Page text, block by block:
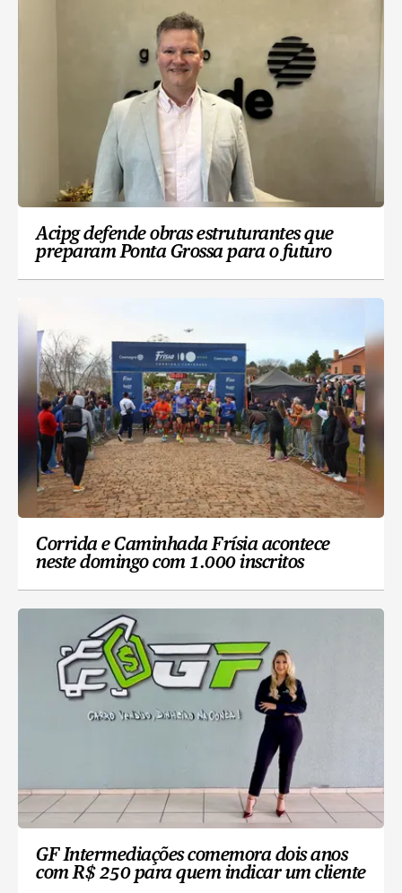
Acipg defende obras estruturantes que
preparam Ponta Grossa para o futuro
Corrida e Caminhada Frísia acontece
neste domingo com 1.000 inscritos
GF Intermediações comemora dois anos
com R$ 250 para quem indicar um cliente